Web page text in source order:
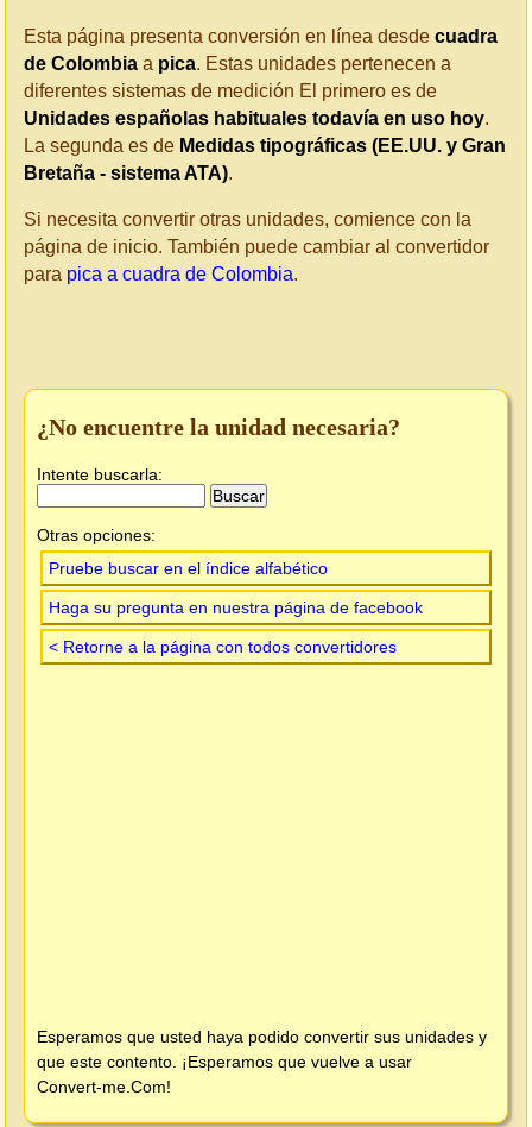
Esta página presenta conversión en línea desde cuadra
de Colombia a pica. Estas unidades pertenecen a
diferentes sistemas de medición El primero es de
Unidades españolas habituales todavía en uso hoy.
La segunda es de Medidas tipográficas (EE.UU. y Gran
Bretaña - sistema ATA).
Si necesita convertir otras unidades, comience con la
página de inicio. También puede cambiar al convertidor
para pica a cuadra de Colombia.
¿No encuentre la unidad necesaria?
Intente buscarla:
Otras opciones:
Pruebe buscar en el índice alfabético
Haga su pregunta en nuestra página de facebook
< Retorne a la página con todos convertidores
Esperamos que usted haya podido convertir sus unidades y
que este contento. ¡Esperamos que vuelve a usar
Convert-me.Com!